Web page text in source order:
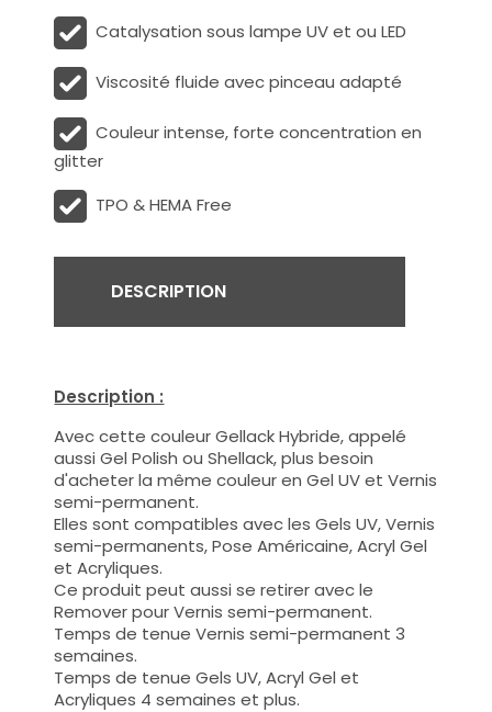
Catalysation sous lampe UV et ou LED
Viscosité fluide avec pinceau adapté
Couleur intense, forte concentration en
glitter
TPO & HEMA Free
DESCRIPTION
Description :
Avec cette couleur Gellack Hybride, appelé
aussi Gel Polish ou Shellack, plus besoin
d'acheter la même couleur en Gel UV et Vernis
semi-permanent.
Elles sont compatibles avec les Gels UV, Vernis
semi-permanents, Pose Américaine, Acryl Gel
et Acryliques.
Ce produit peut aussi se retirer avec le
Remover pour Vernis semi-permanent.
Temps de tenue Vernis semi-permanent 3
semaines.
Temps de tenue Gels UV, Acryl Gel et
Acryliques 4 semaines et plus.